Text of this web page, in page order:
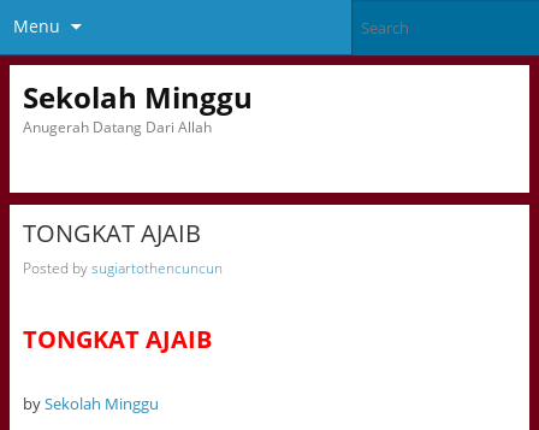
Menu
Sekolah Minggu
Anugerah Datang Dari Allah
TONGKAT AJAIB
Posted bysugiartothencuncun
TONGKAT AJAIB
bySekolah Minggu